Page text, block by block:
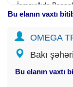
- İsmayıllıda
- Gəncədə Heydər
~ 2-ci gün :
Gədəbəy gəzintisi:
- Qanlı körpü (4
- Şır-Şır şəlaləsi
Bu elanın vaxtı
OMEGA
Bakı şəhəri
Bu elanın vaxtı